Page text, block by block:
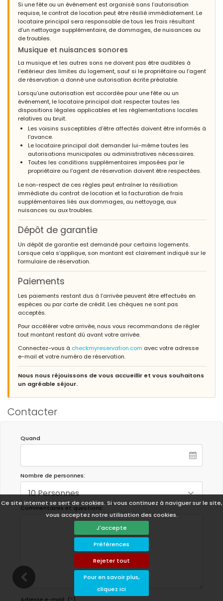
Ce site internet se sert de cookies. Si vous continuez à naviguer sur le site,
vous acceptez notre utilisation des cookies.
J'accepte
Préférences
Rejeter tout
Pour en savoir plus,
cliquez ici
Si une fête ou un événement est organisé sans l’autorisation
requise, le contrat de location peut être résilié immédiatement. Le
locataire principal sera responsable de tous les frais résultant
d’un nettoyage supplémentaire, de dommages, de nuisances ou
de troubles.
Musique et nuisances sonores
La musique et les autres sons ne doivent pas être audibles à
l’extérieur des limites du logement, sauf si le propriétaire ou l’agent
de réservation a donné une autorisation écrite préalable.
Lorsqu’une autorisation est accordée pour une fête ou un
événement, le locataire principal doit respecter toutes les
dispositions légales applicables et les réglementations locales
relatives au bruit.
Les voisins susceptibles d’être affectés doivent être informés à
l’avance.
Le locataire principal doit demander lui-même toutes les
autorisations municipales ou administratives nécessaires.
Toutes les conditions supplémentaires imposées par le
propriétaire ou l’agent de réservation doivent être respectées.
Le non-respect de ces règles peut entraîner la résiliation
immédiate du contrat de location et la facturation de frais
supplémentaires liés aux dommages, au nettoyage, aux
nuisances ou aux troubles.
Dépôt de garantie
Un dépôt de garantie est demandé pour certains logements.
Lorsque cela s’applique, son montant est clairement indiqué sur le
formulaire de réservation.
Paiements
Les paiements restant dus à l’arrivée peuvent être effectués en
espèces ou par carte de crédit. Les chèques ne sont pas
acceptés.
Pour accélérer votre arrivée, nous vous recommandons de régler
tout montant restant dû avant votre arrivée.
Connectez-vous à checkmyreservation.com avec votre adresse
e-mail et votre numéro de réservation.
Nous nous réjouissons de vous accueillir et vous souhaitons
un agréable séjour.
Contacter
Quand
Nombre de personnes:
10 Personnes
Commentaires et questions: